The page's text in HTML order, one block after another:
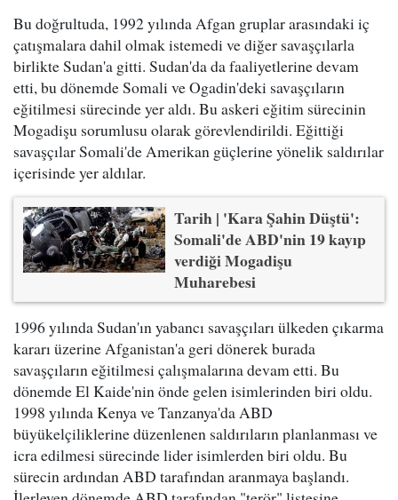
Bu doğrultuda, 1992 yılında Afgan gruplar arasındaki iç
çatışmalara dahil olmak istemedi ve diğer savaşçılarla
birlikte Sudan'a gitti. Sudan'da da faaliyetlerine devam
etti, bu dönemde Somali ve Ogadin'deki savaşçıların
eğitilmesi sürecinde yer aldı. Bu askeri eğitim sürecinin
Mogadişu sorumlusu olarak görevlendirildi. Eğittiği
savaşçılar Somali'de Amerikan güçlerine yönelik saldırılar
içerisinde yer aldılar.
Tarih | 'Kara Şahin Düştü':
Somali'de ABD'nin 19 kayıp
verdiği Mogadişu
Muharebesi
1996 yılında Sudan'ın yabancı savaşçıları ülkeden çıkarma
kararı üzerine Afganistan'a geri dönerek burada
savaşçıların eğitilmesi çalışmalarına devam etti. Bu
dönemde El Kaide'nin önde gelen isimlerinden biri oldu.
1998 yılında Kenya ve Tanzanya'da ABD
büyükelçiliklerine düzenlenen saldırıların planlanması ve
icra edilmesi sürecinde lider isimlerden biri oldu. Bu
sürecin ardından ABD tarafından aranmaya başlandı.